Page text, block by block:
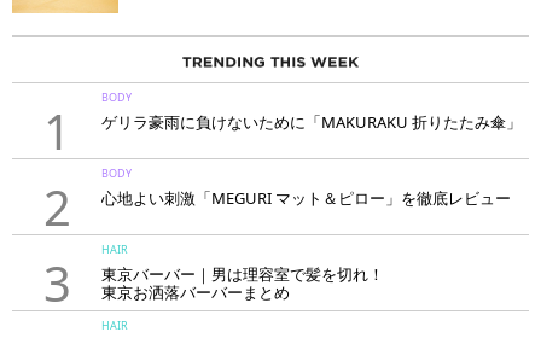
1
BODY
ゲリラ豪雨に負けないために「MAKURAKU 折りたたみ傘」
2
BODY
心地よい刺激「MEGURI マット＆ピロー」を徹底レビュー
3
HAIR
東京バーバー｜男は理容室で髪を切れ！
東京お洒落バーバーまとめ
HAIR